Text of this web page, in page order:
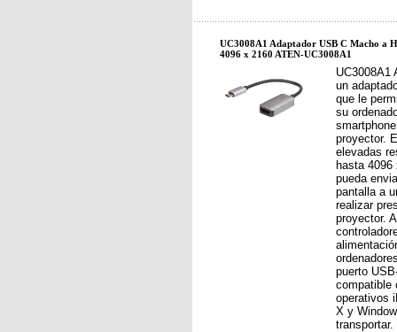
UC3008A1 Adaptador USB C Macho a
4096 x 2160 ATEN-UC3008A1
UC3008A1
un
que le
su
proyector.
elevadas
hasta
pueda
pantalla a
realizar
proyector.
puerto
compatible
operativos
X y
transportar.